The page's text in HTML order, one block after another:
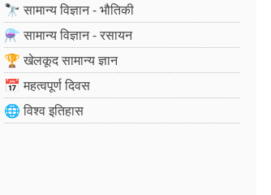
🔭 सामान्य विज्ञान - भौतिकी
⚗️ सामान्य विज्ञान - रसायन
🏆 खेलकूद सामान्य ज्ञान
📅 महत्वपूर्ण दिवस
🌐 विश्व इतिहास